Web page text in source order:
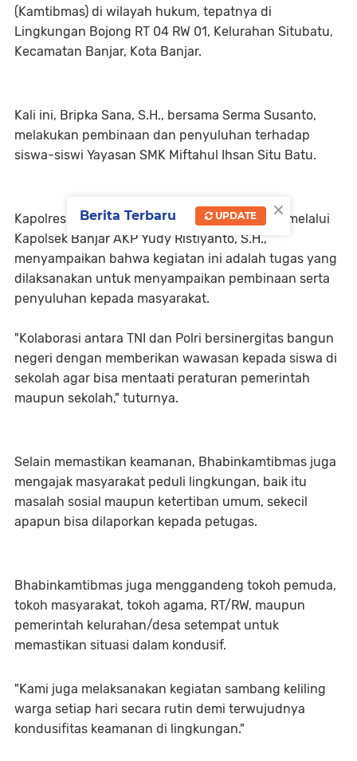
(Kamtibmas) di wilayah hukum, tepatnya di
Lingkungan Bojong RT 04 RW 01, Kelurahan Situbatu,
Kecamatan Banjar, Kota Banjar.
Kali ini, Bripka Sana, S.H., bersama Serma Susanto,
melakukan pembinaan dan penyuluhan terhadap
siswa-siswi Yayasan SMK Miftahul Ihsan Situ Batu.
Kapolres Banjar AKBP Tyas Puji Rahadi, S.I.K., melalui
Kapolsek Banjar AKP Yudy Ristiyanto, S.H.,
menyampaikan bahwa kegiatan ini adalah tugas yang
dilaksanakan untuk menyampaikan pembinaan serta
penyuluhan kepada masyarakat.
"Kolaborasi antara TNI dan Polri bersinergitas bangun
negeri dengan memberikan wawasan kepada siswa di
sekolah agar bisa mentaati peraturan pemerintah
maupun sekolah," tuturnya.
Selain memastikan keamanan, Bhabinkamtibmas juga
mengajak masyarakat peduli lingkungan, baik itu
masalah sosial maupun ketertiban umum, sekecil
apapun bisa dilaporkan kepada petugas.
Bhabinkamtibmas juga menggandeng tokoh pemuda,
tokoh masyarakat, tokoh agama, RT/RW, maupun
pemerintah kelurahan/desa setempat untuk
memastikan situasi dalam kondusif.
"Kami juga melaksanakan kegiatan sambang keliling
warga setiap hari secara rutin demi terwujudnya
kondusifitas keamanan di lingkungan."
×
Berita Terbaru UPDATE